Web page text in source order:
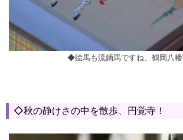
◆絵馬も流鏑馬ですね、鶴岡八幡
◇秋の静けさの中を散歩、円覚寺！